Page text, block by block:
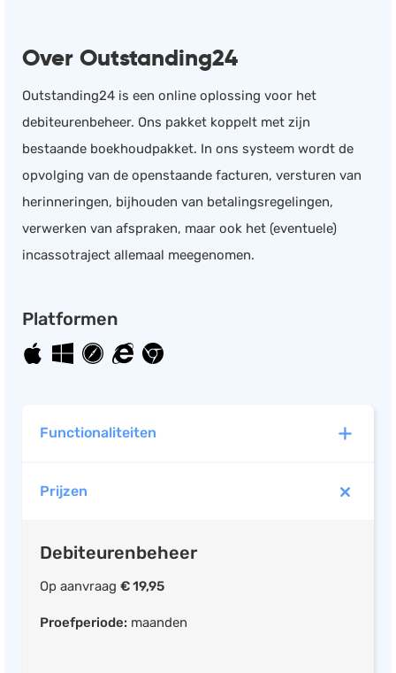
Over Outstanding24
Outstanding24 is een online oplossing voor het
debiteurenbeheer. Ons pakket koppelt met zijn
bestaande boekhoudpakket. In ons systeem wordt de
opvolging van de openstaande facturen, versturen van
herinneringen, bijhouden van betalingsregelingen,
verwerken van afspraken, maar ook het (eventuele)
incassotraject allemaal meegenomen.
Platformen
Functionaliteiten
Prijzen
Debiteurenbeheer
Op aanvraag € 19,95
Proefperiode: maanden